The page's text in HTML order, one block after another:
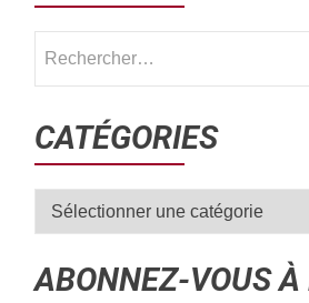
CATÉGORIES
ABONNEZ-VOUS À